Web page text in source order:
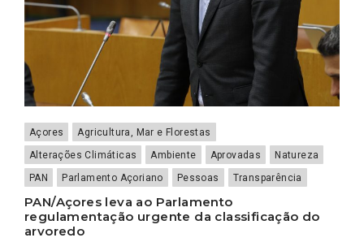
Açores
Agricultura, Mar e Florestas
Alterações Climáticas
Ambiente Aprovadas
Natureza
PAN
Parlamento Açoriano Pessoas Transparência
PAN/Açores leva ao Parlamento
regulamentação urgente da classificação do
arvoredo